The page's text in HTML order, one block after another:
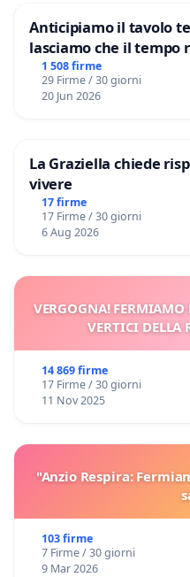
Anticipiamo il tavolo
lasciamo che il tempo
Domenico Racanati
1 508 firme
29 Firme / 30 giorni
20 Jun 2026
La Graziella chiede
vivere
17 firme
17 Firme / 30 giorni
6 Aug 2026
VERGOGNA!
VERTICI DELLA
14 869 firme
17 Firme / 30 giorni
11 Nov 2025
"Anzio Respira:
103 firme
7 Firme / 30 giorni
9 Mar 2026